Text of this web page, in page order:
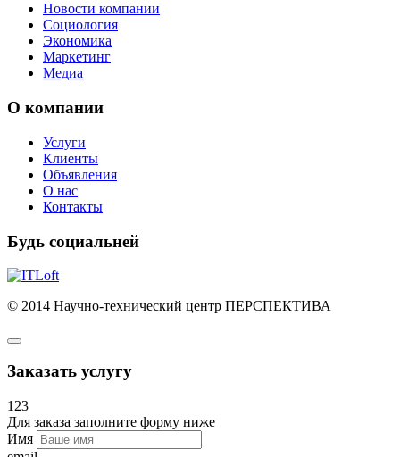
Новости компании
Социология
Экономика
Маркетинг
Медиа
О компании
Услуги
Клиенты
Объявления
О нас
Контакты
Будь социальней
© 2014 Научно-технический центр ПЕРСПЕКТИВА
Заказать услугу
123
Для заказа заполните форму ниже
Имя